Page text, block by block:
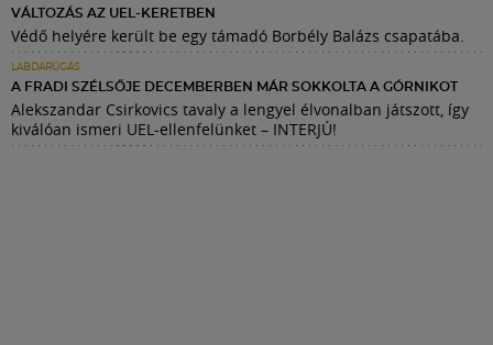
VÁLTOZÁS AZ UEL-KERETBEN
Védő helyére került be egy támadó Borbély Balázs csapatába.
LABDARÚGÁS
A FRADI SZÉLSŐJE DECEMBERBEN MÁR SOKKOLTA A GÓRNIKOT
Alekszandar Csirkovics tavaly a lengyel élvonalban játszott, így
kiválóan ismeri UEL-ellenfelünket – INTERJÚ!